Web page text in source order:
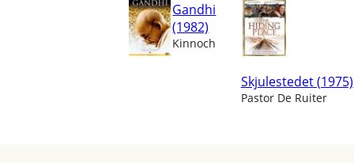
Gandhi
(1982)
Kinnoch
Skjulestedet (1975)
Pastor De Ruiter